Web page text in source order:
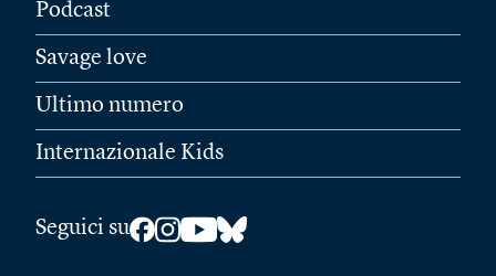
Podcast
Savage love
Ultimo numero
Internazionale Kids
Seguici su